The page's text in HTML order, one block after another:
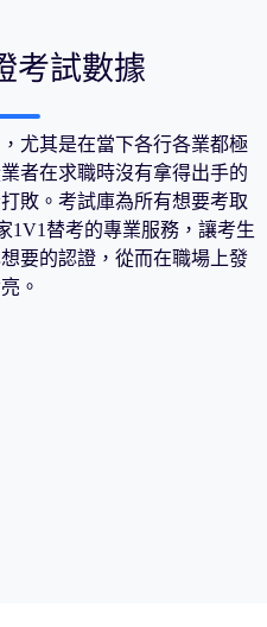
考試數據
尤其是在當下各行各業都極
者在求職時沒有拿得出手的
敗。考試庫為所有想要考取
1V1替考的專業服務，讓考生
要的認證，從而在職場上發
。